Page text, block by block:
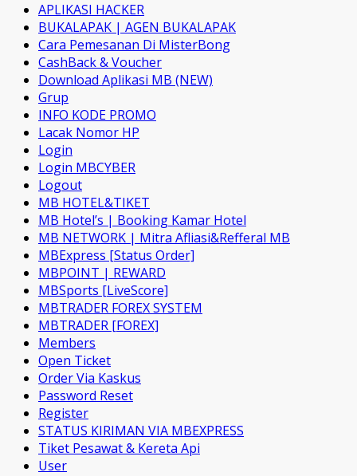
APLIKASI HACKER
BUKALAPAK | AGEN BUKALAPAK
Cara Pemesanan Di MisterBong
CashBack & Voucher
Download Aplikasi MB (NEW)
Grup
INFO KODE PROMO
Lacak Nomor HP
Login
Login MBCYBER
Logout
MB HOTEL&TIKET
MB Hotel’s | Booking Kamar Hotel
MB NETWORK | Mitra Afliasi&Refferal MB
MBExpress [Status Order]
MBPOINT | REWARD
MBSports [LiveScore]
MBTRADER FOREX SYSTEM
MBTRADER [FOREX]
Members
Open Ticket
Order Via Kaskus
Password Reset
Register
STATUS KIRIMAN VIA MBEXPRESS
Tiket Pesawat & Kereta Api
User